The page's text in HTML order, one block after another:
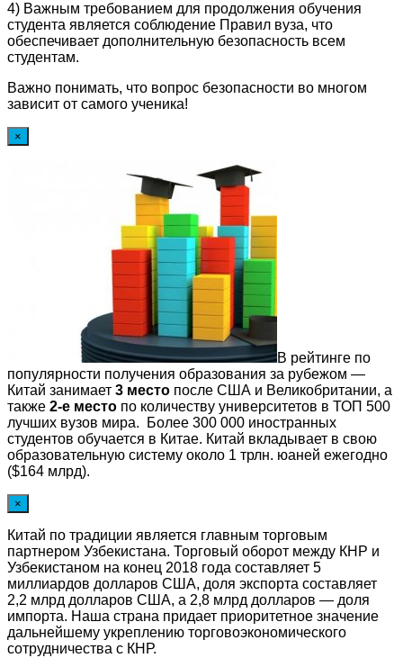
4) Важным требованием для продолжения обучения
студента является соблюдение Правил вуза, что
обеспечивает дополнительную безопасность всем
студентам.
Важно понимать, что вопрос безопасности во многом
зависит от самого ученика!
×
В рейтинге по
популярности получения образования за рубежом —
Китай занимает 3 место после США и Великобритании, а
также 2-е место по количеству университетов в ТОП 500
лучших вузов мира. Более 300 000 иностранных
студентов обучается в Китае. Китай вкладывает в свою
образовательную систему около 1 трлн. юаней ежегодно
($164 млрд).
×
Китай по традиции является главным торговым
партнером Узбекистана. Торговый оборот между КНР и
Узбекистаном на конец 2018 года составляет 5
миллиардов долларов США, доля экспорта составляет
2,2 млрд долларов США, а 2,8 млрд долларов — доля
импорта. Наша страна придает приоритетное значение
дальнейшему укреплению торговоэкономического
сотрудничества с КНР.